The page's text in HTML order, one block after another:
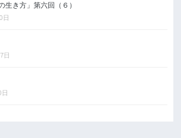
生き方」第六回（６）
日
日